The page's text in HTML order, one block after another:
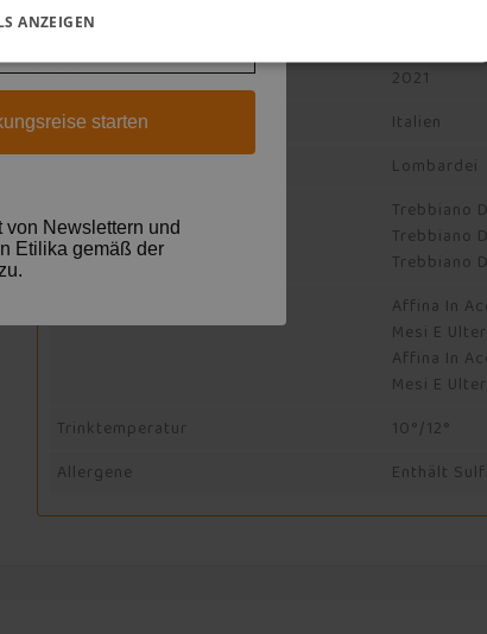
Weinklassiker
Jahrgang
2021
Nation
Italien
Lombardei
Trebbiano
Trebbiano
Trebbiano
Affina In
Mesi E
Affina In
Mesi E
Trinktemperatur
10°/12°
Allergene
Enthält
ANZEIGEN
starten
von Newslettern und
Etilika gemäß der